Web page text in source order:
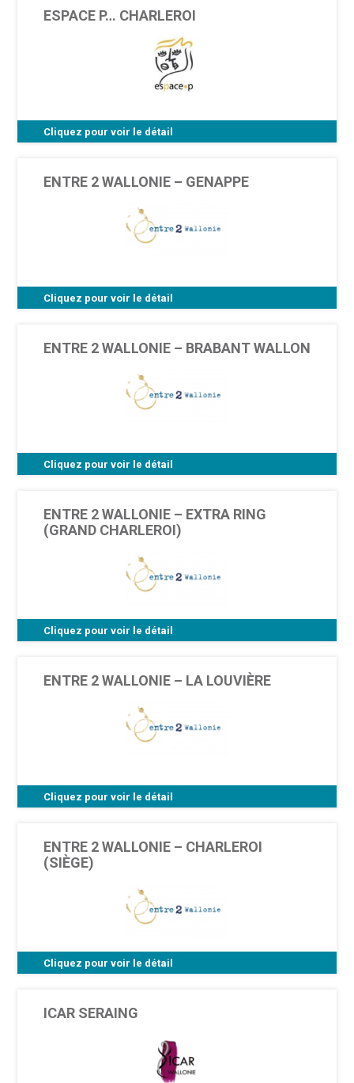
ESPACE P… CHARLEROI
Cliquez pour voir le détail
ENTRE 2 WALLONIE – GENAPPE
Cliquez pour voir le détail
ENTRE 2 WALLONIE – BRABANT WALLON
Cliquez pour voir le détail
ENTRE 2 WALLONIE – EXTRA RING
(GRAND CHARLEROI)
Cliquez pour voir le détail
ENTRE 2 WALLONIE – LA LOUVIÈRE
Cliquez pour voir le détail
ENTRE 2 WALLONIE – CHARLEROI
(SIÈGE)
Cliquez pour voir le détail
ICAR SERAING